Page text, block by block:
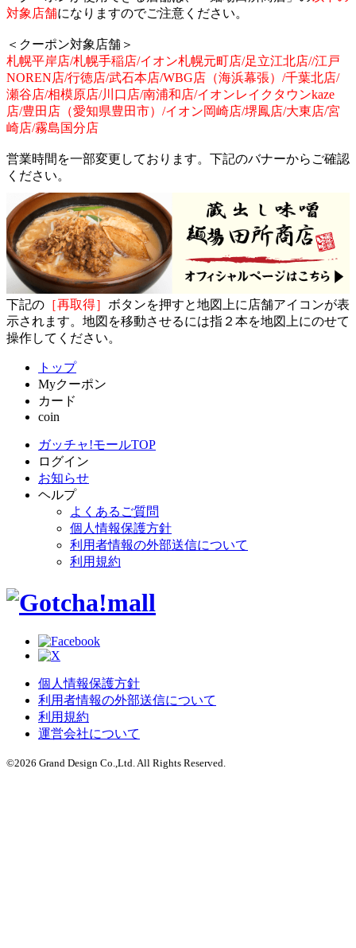
対象店舗になりますのでご注意ください。
＜クーポン対象店舗＞
札幌平岸店/札幌手稲店/イオン札幌元町店/足立江北店//江戸
NOREN店/行徳店/武石本店/WBG店（海浜幕張）/千葉北店/
瀬谷店/相模原店/川口店/南浦和店/イオンレイクタウンkaze
店/豊田店（愛知県豊田市）/イオン岡崎店/堺鳳店/大東店/宮
崎店/霧島国分店
営業時間を一部変更しております。下記のバナーからご確認
ください。
下記の ［再取得］ ボタンを押すと地図上に店舗アイコンが表
示されます。地図を移動させるには指２本を地図上にのせて
操作してください。
トップ
Myクーポン
カード
coin
ガッチャ!モールTOP
ログイン
お知らせ
ヘルプ
よくあるご質問
個人情報保護方針
利用者情報の外部送信について
利用規約
個人情報保護方針
利用者情報の外部送信について
利用規約
運営会社について
©2026 Grand Design Co.,Ltd. All Rights Reserved.